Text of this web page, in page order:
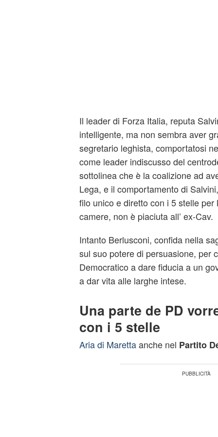
Il leader di Forza Italia, reputa
intelligente, ma non sembra aver
segretario leghista, comportatosi
come leader indiscusso del
sottolinea che è la coalizione ad
Lega, e il comportamento di
filo unico e diretto con i 5 stelle per
camere, non è piaciuta all’ ex-Cav.
Intanto Berlusconi, confida nella
sul suo potere di persuasione, per
Democratico a dare fiducia a un
a dar vita alle larghe intese.
Una parte de PD
con i 5 stelle
Aria di Marettaanche nel Partito